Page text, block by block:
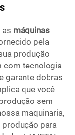
as máquinas
pela
produção
com tecnologia
garante dobras
que você
sem
maquinaria,
para